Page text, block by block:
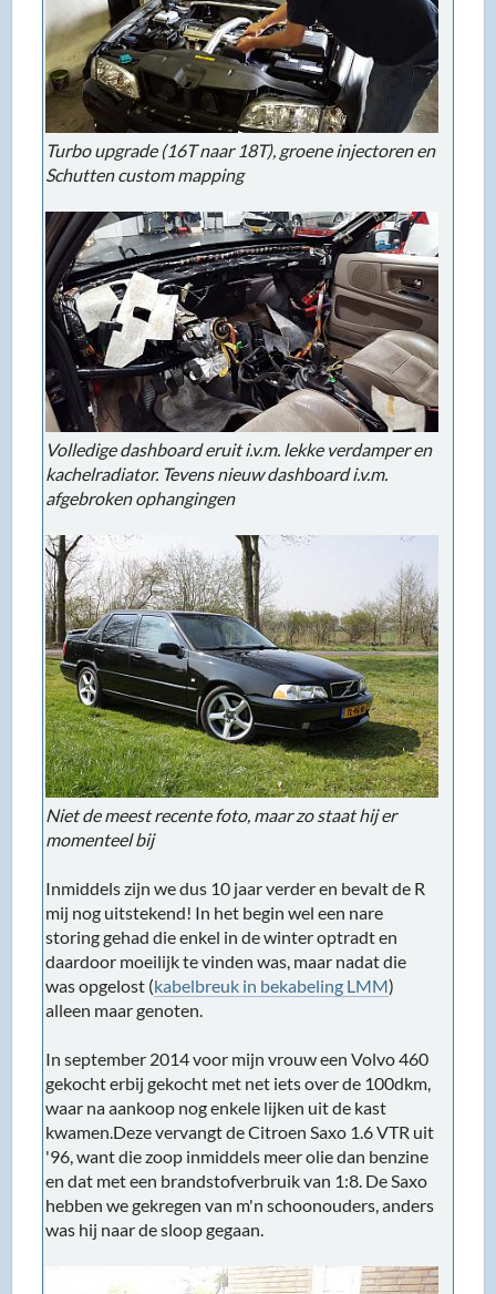
Turbo upgrade (16T naar 18T), groene injectoren en
Schutten custom mapping
Volledige dashboard eruit i.v.m. lekke verdamper en
kachelradiator. Tevens nieuw dashboard i.v.m.
afgebroken ophangingen
Niet de meest recente foto, maar zo staat hij er
momenteel bij
Inmiddels zijn we dus 10 jaar verder en bevalt de R
mij nog uitstekend! In het begin wel een nare
storing gehad die enkel in de winter optradt en
daardoor moeilijk te vinden was, maar nadat die
was opgelost (kabelbreuk in bekabeling LMM)
alleen maar genoten.
In september 2014 voor mijn vrouw een Volvo 460
gekocht erbij gekocht met net iets over de 100dkm,
waar na aankoop nog enkele lijken uit de kast
kwamen.Deze vervangt de Citroen Saxo 1.6 VTR uit
'96, want die zoop inmiddels meer olie dan benzine
en dat met een brandstofverbruik van 1:8. De Saxo
hebben we gekregen van m'n schoonouders, anders
was hij naar de sloop gegaan.